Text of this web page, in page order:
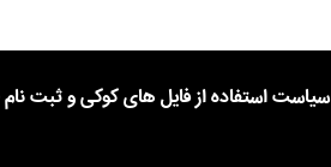
سیاست استفاده از فایل های کوکی و ثبت نام